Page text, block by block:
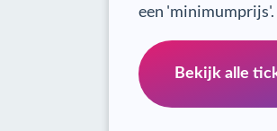
een 'minimumprijs'.
Bekijk alle